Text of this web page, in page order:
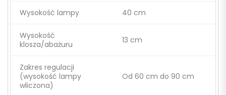
Wysokość lampy 40 cm
Wysokość
klosza/abażuru
13 cm
Zakres regulacji
(wysokość lampy
wliczona)
Od 60 cm do 90 cm